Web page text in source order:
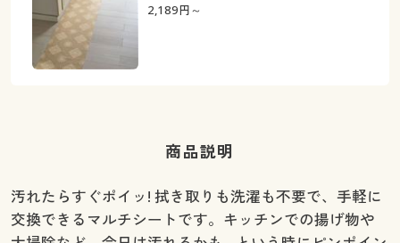
2,189円～
商品説明
汚れたらすぐポイッ! 拭き取りも洗濯も不要で、手軽に
交換できるマルチシートです。キッチンでの揚げ物や